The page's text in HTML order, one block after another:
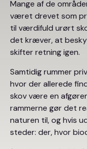
Mange af de
været drevet som
til værdifuld urørt
det kræver, at
skifter retning igen.
Samtidig rummer
hvor der allerede
skov være en
rammerne gør det
naturen til, og hvis
steder: der, hvor